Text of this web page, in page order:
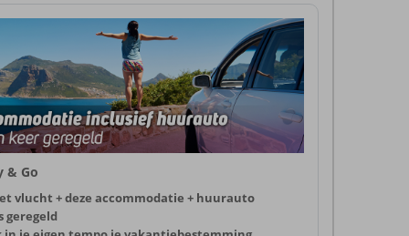
& Go
vlucht + deze accommodatie + huurauto
geregeld